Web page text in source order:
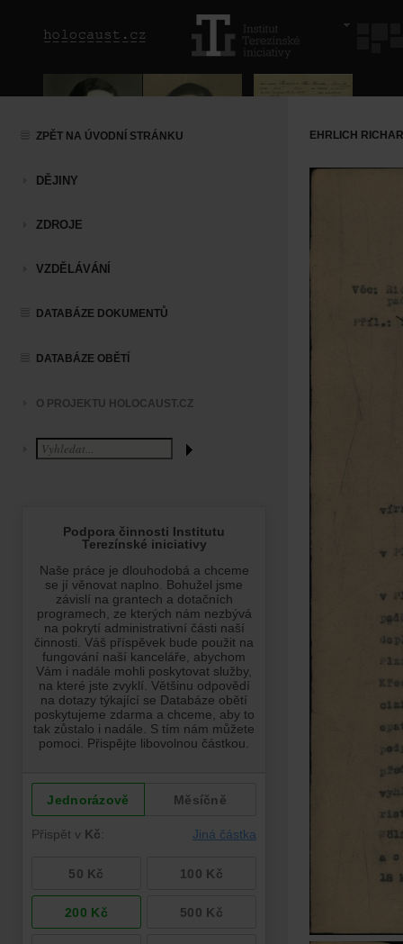
ZPĚT NA ÚVODNÍ STRÁNKU
DĚJINY
ZDROJE
VZDĚLÁVÁNÍ
DATABÁZE DOKUMENTŮ
DATABÁZE OBĚTÍ
O PROJEKTU HOLOCAUST.CZ
EHRLICH